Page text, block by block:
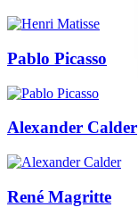
Pablo Picasso
Alexander Calder
René Magritte